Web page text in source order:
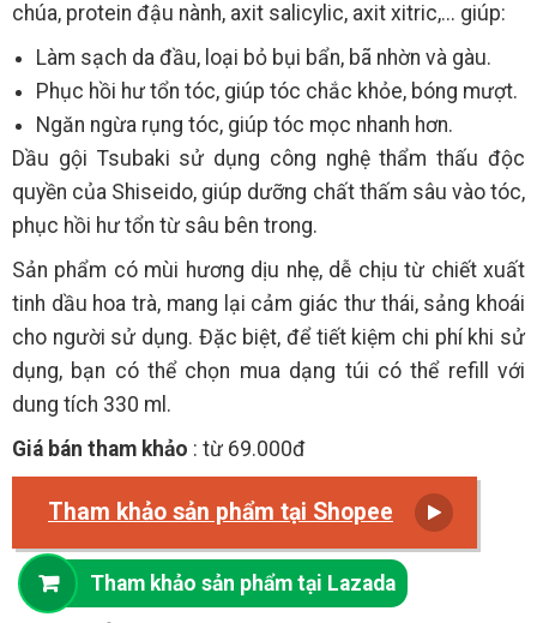
chúa, protein đậu nành, axit salicylic, axit xitric,... giúp:
Làm sạch da đầu, loại bỏ bụi bẩn, bã nhờn và gàu.
Phục hồi hư tổn tóc, giúp tóc chắc khỏe, bóng mượt.
Ngăn ngừa rụng tóc, giúp tóc mọc nhanh hơn.
Dầu gội Tsubaki sử dụng công nghệ thẩm thấu độc
quyền của Shiseido, giúp dưỡng chất thấm sâu vào tóc,
phục hồi hư tổn từ sâu bên trong.
Sản phẩm có mùi hương dịu nhẹ, dễ chịu từ chiết xuất
tinh dầu hoa trà, mang lại cảm giác thư thái, sảng khoái
cho người sử dụng. Đặc biệt, để tiết kiệm chi phí khi sử
dụng, bạn có thể chọn mua dạng túi có thể refill với
dung tích 330 ml.
Giá bán tham khảo : từ 69.000đ
Tham khảo sản phẩm tại Shopee
Tham khảo sản phẩm tại Lazada